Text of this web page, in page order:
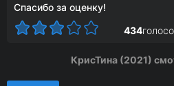
Спасибо за оценку!
434
КрисТина (2021)